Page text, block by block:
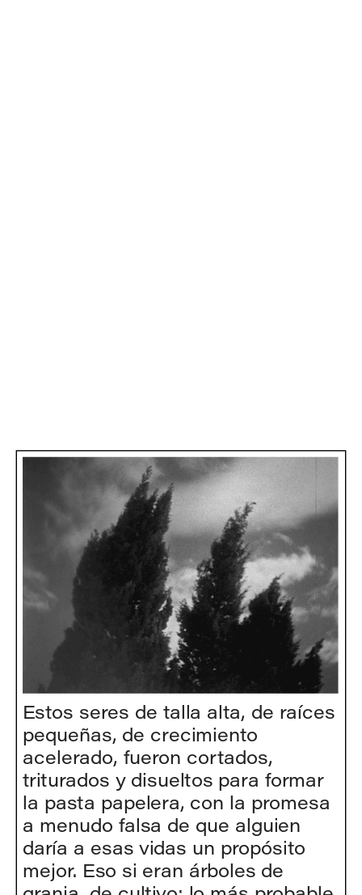
Estos seres de talla alta, de raíces
pequeñas, de crecimiento
acelerado, fueron cortados,
triturados y disueltos para formar
la pasta papelera, con la promesa
a menudo falsa de que alguien
daría a esas vidas un propósito
mejor. Eso si eran árboles de